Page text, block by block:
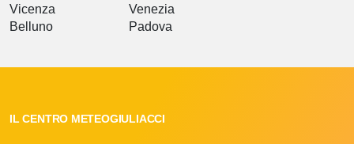
Vicenza
Belluno
Venezia
Padova
IL CENTRO METEOGIULIACCI